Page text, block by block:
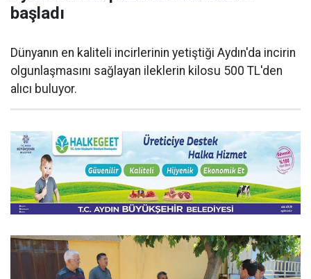
başladı
Dünyanın en kaliteli incirlerinin yetiştiği Aydın'da incirin
olgunlaşmasını sağlayan ileklerin kilosu 500 TL'den
alıcı buluyor.